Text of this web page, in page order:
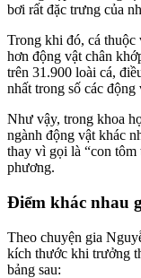
bơi rất đặc trưng của
Trong khi đó, cá thuộc
hơn động vật chân
trên 31.900 loài cá,
nhất trong số các
Như vậy, trong khoa
ngành động vật khác
thay vì gọi là “con tôm
phương.
Điểm khác nhau
Theo chuyện gia
kích thước khi trưởng
bảng sau: